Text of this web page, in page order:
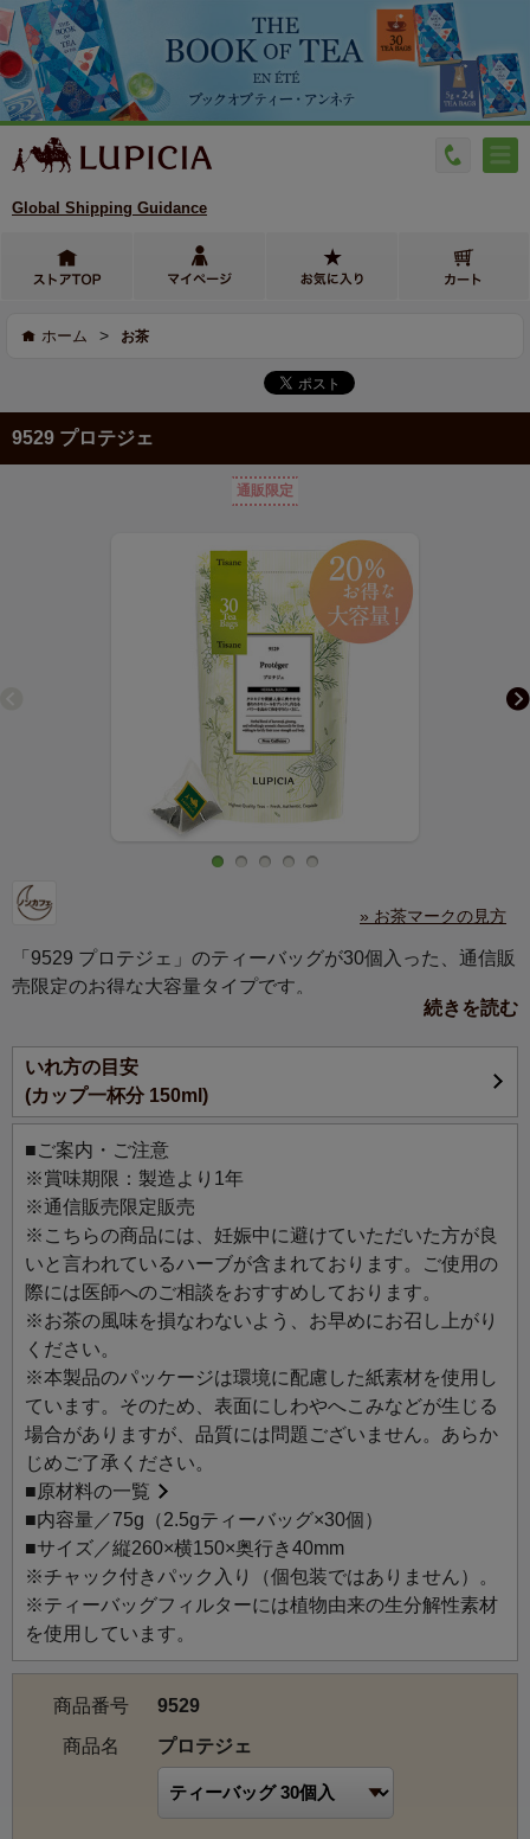
Global Shipping Guidance
ホーム > お茶
9529 プロテジェ
通販限定
» お茶マークの見方
「9529 プロテジェ」のティーバッグが30個入った、通信販
売限定のお得な大容量タイプです。
10個入りを3点購入するよりも20％お得な価格で、たっぷ
り楽しめるのが魅力。
毎日の習慣としてティザンヌを取り入れたい方や、お気に
入りの味わいを心ゆくまで楽しみたい方におすすめです。
今日の一杯のTisaneが励みになりますように。
自然の恵みそのままに、心や体に寄り添うルピシアのティ
ザンヌ。
日々の生活に自然とのつながりを感じながら、心地よい時
間をお楽しみください。
おすすめのシーン：【パワー】【プロテクト】【ヘルシ
ー】
プロテジェ：古くから親しまれてきた、健康をサポートす
るクロモジと朝鮮人参に、爽やかな香りのカモミールなど
をブレンド。内なるパワーを高めて体を守りたい方に。
主なハーブ：クロモジ、ジンジャー、カモミール、朝鮮人
参など
続きを読む
いれ方の目安
(カップ一杯分 150ml)
■ご案内・ご注意
※賞味期限：製造より1年
※通信販売限定販売
※こちらの商品には、妊娠中に避けていただいた方が良
いと言われているハーブが含まれております。ご使用の
際には医師へのご相談をおすすめしております。
※お茶の風味を損なわないよう、お早めにお召し上がり
ください。
※本製品のパッケージは環境に配慮した紙素材を使用し
ています。そのため、表面にしわやへこみなどが生じる
場合がありますが、品質には問題ございません。あらか
じめご了承ください。
■原材料の一覧
■内容量／75g（2.5gティーバッグ×30個）
■サイズ／縦260×横150×奥行き40mm
※チャック付きパック入り（個包装ではありません）。
※ティーバッグフィルターには植物由来の生分解性素材
を使用しています。
商品番号
9529
商品名
プロテジェ